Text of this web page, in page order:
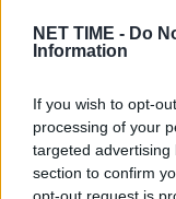
NET TIME - Do
Information
If you wish to opt-
processing of your
targeted
section to confirm
opt-out request is